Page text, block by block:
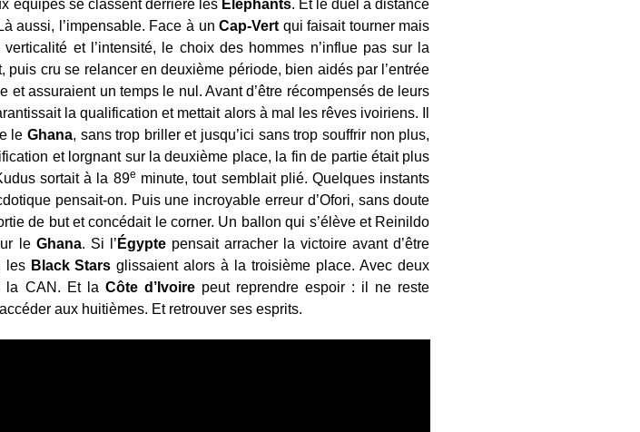
équipes se classent derrière les Éléphants. Et le duel à distance
aussi, l’impensable. Face à unCap-Vert qui faisait tourner mais
et l’intensité, le choix des hommes n’influe pas sur la
puis cru se relancer en deuxième période, bien aidés par l’entrée
assuraient un temps le nul. Avant d’être récompensés de leurs
la qualification et mettait alors à mal les rêves ivoiriens. Il
le Ghana, sans trop briller et jusqu’ici sans trop souffrir non plus,
et lorgnant sur la deuxième place, la fin de partie était plus
sortait à la 89e minute, tout semblait plié. Quelques instants
pensait-on. Puis une incroyable erreur d’Ofori, sans doute
de but et concédait le corner. Un ballon qui s’élève et Reinildo
le Ghana. Si l’ Égyptepensait arracher la victoire avant d’être
les Black Starsglissaient alors à la troisième place. Avec deux
la CAN. Et la Côte d’Ivoire peut reprendre espoir : il ne reste
aux huitièmes. Et retrouver ses esprits.